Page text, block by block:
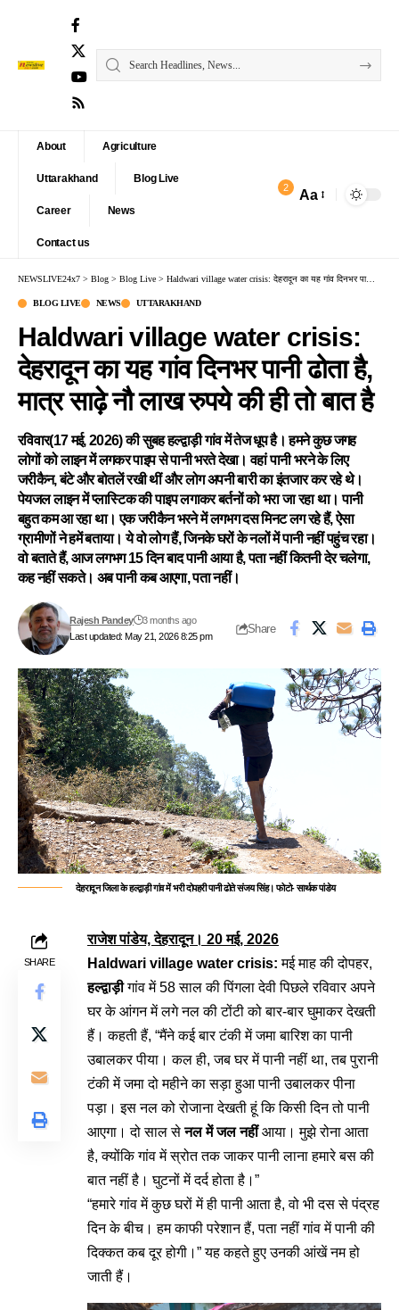
About Agriculture
Uttarakhand Blog Live
Career News
Contact us
2 Aa
NEWSLIVE24x7 > Blog > Blog Live > Haldwari village water crisis: देहरादून का यह गांव दिनभर पानी ढोता है, मात्र साढ़े नौ लाख रुपये की ही तो बात है
BLOG LIVE NEWS UTTARAKHAND
Haldwari village water crisis:
देहरादून का यह गांव दिनभर पानी ढोता है,
मात्र साढ़े नौ लाख रुपये की ही तो बात है
रविवार(17 मई, 2026) की सुबह हल्द्वाड़ी गांव में तेज धूप है। हमने कुछ जगह
लोगों को लाइन में लगकर पाइप से पानी भरते देखा। वहां पानी भरने के लिए
जरीकैन, बंटे और बोतलें रखी थीं और लोग अपनी बारी का इंतजार कर रहे थे।
पेयजल लाइन में प्लास्टिक की पाइप लगाकर बर्तनों को भरा जा रहा था। पानी
बहुत कम आ रहा था। एक जरीकैन भरने में लगभग दस मिनट लग रहे हैं, ऐसा
ग्रामीणों ने हमें बताया। ये वो लोग हैं, जिनके घरों के नलों में पानी नहीं पहुंच रहा।
वो बताते हैं, आज लगभग 15 दिन बाद पानी आया है, पता नहीं कितनी देर चलेगा,
कह नहीं सकते। अब पानी कब आएगा, पता नहीं।
Last updated: May 21, 2026 8:25 pm
Rajesh Pandey 3 months ago
Share
देहरादून जिला के हल्द्वाड़ी गांव में भरी दोपहरी पानी ढोते संजय सिंह। फोटो- सार्थक पांडेय
SHARE
राजेश पांडेय, देहरादून। 20 मई, 2026
Haldwari village water crisis:मई माह की दोपहर,
हल्द्वाड़ीगांव में 58 साल की पिंगला देवी पिछले रविवार अपने
घर के आंगन में लगे नल की टोंटी को बार-बार घुमाकर देखती
हैं। कहती हैं, “मैंने कई बार टंकी में जमा बारिश का पानी
उबालकर पीया। कल ही, जब घर में पानी नहीं था, तब पुरानी
टंकी में जमा दो महीने का सड़ा हुआ पानी उबालकर पीना
पड़ा। इस नल को रोजाना देखती हूं कि किसी दिन तो पानी
आएगा। दो साल सेनल में जल नहींआया। मुझे रोना आता
है, क्योंकि गांव में स्रोत तक जाकर पानी लाना हमारे बस की
बात नहीं है। घुटनों में दर्द होता है।”
“हमारे गांव में कुछ घरों में ही पानी आता है, वो भी दस से पंद्रह
दिन के बीच। हम काफी परेशान हैं, पता नहीं गांव में पानी की
दिक्कत कब दूर होगी।” यह कहते हुए उनकी आंखें नम हो
जाती हैं।